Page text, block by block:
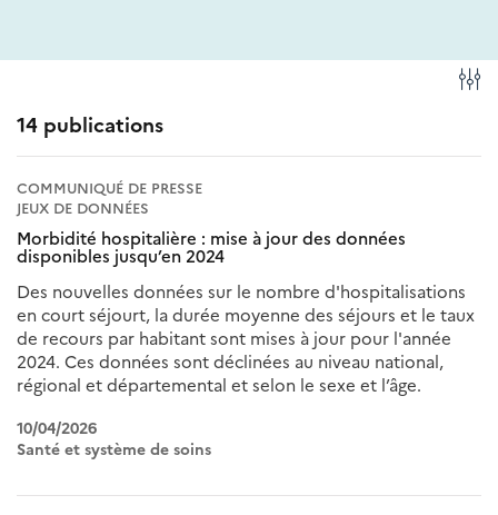
14 publications
COMMUNIQUÉ DE PRESSE
JEUX DE DONNÉES
Morbidité hospitalière : mise à jour des données
disponibles jusqu’en 2024
Des nouvelles données sur le nombre d'hospitalisations
en court séjourt, la durée moyenne des séjours et le taux
de recours par habitant sont mises à jour pour l'année
2024. Ces données sont déclinées au niveau national,
régional et départemental et selon le sexe et l’âge.
10/04/2026
Santé et système de soins